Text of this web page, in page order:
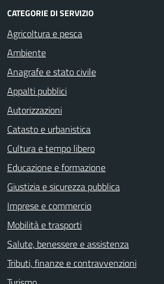
CATEGORIE DI SERVIZIO
Agricoltura e pesca
Ambiente
Anagrafe e stato civile
Appalti pubblici
Autorizzazioni
Catasto e urbanistica
Cultura e tempo libero
Educazione e formazione
Giustizia e sicurezza pubblica
Imprese e commercio
Mobilità e trasporti
Salute, benessere e assistenza
Tributi, finanze e contravvenzioni